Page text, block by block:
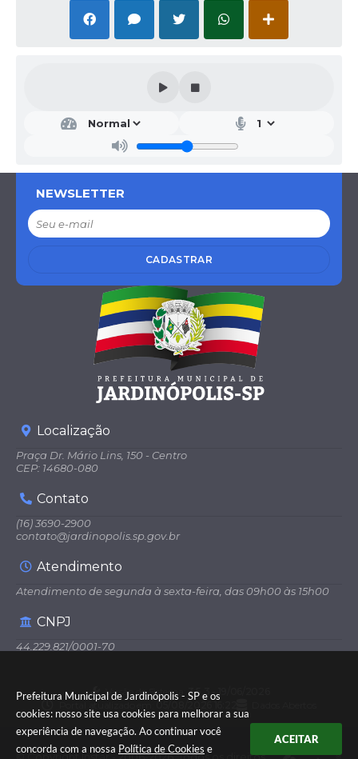
Prefeitura Municipal de Jardinópolis - SP e os
cookies: nosso site usa cookies para melhorar a sua
experiência de navegação. Ao continuar você
concorda com a nossa Política de Cookies e
ACEITAR
etar
de
Ad
mini
stra
Fabrí
NEWSLETTER
CADASTRAR
Localização
Praça Dr. Mário Lins, 150 - Centro
CEP: 14680-080
Contato
(16) 3690-2900
contato@jardinopolis.sp.gov.br
Atendimento
Atendimento de segunda à sexta-feira, das 09h00 às 15h00
CNPJ
44.229.821/0001-70
Versão do Sistema: 3.5.3 - 19/06/2026
Portal atualizado em:
05/08/2026 16:22